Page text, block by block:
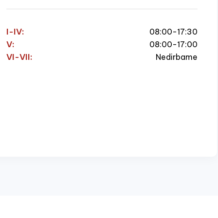
I-IV: 08:00-17:30
V: 08:00-17:00
VI-VII: Nedirbame